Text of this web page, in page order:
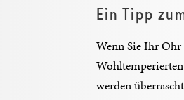
Ein Tipp
Wenn Sie Ihr Ohr
werden